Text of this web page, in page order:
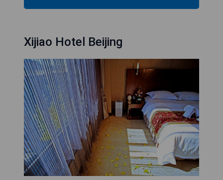
Xijiao Hotel Beijing